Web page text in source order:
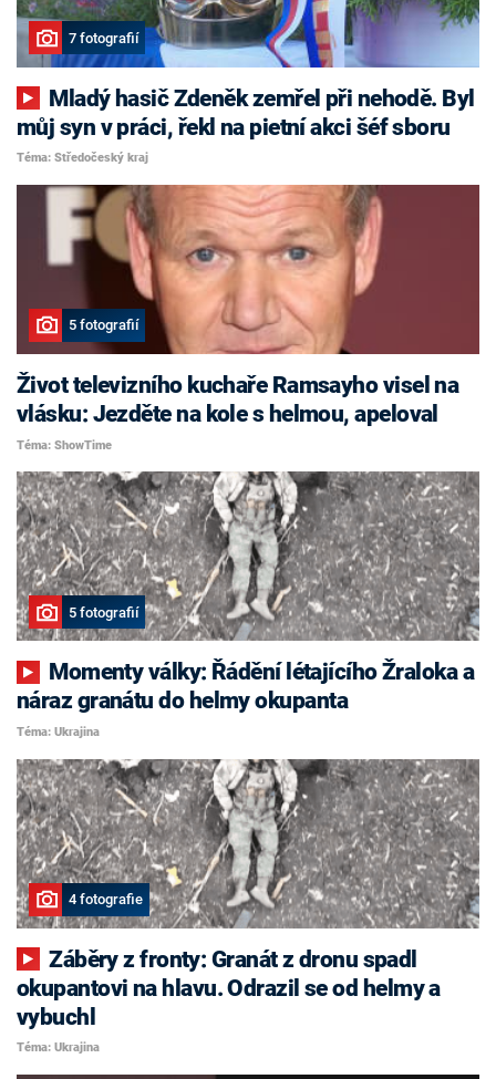
7 fotografií
můj syn v práci, řekl na pietní akci šéf sboru
Téma: Středočeský kraj
5 fotografií
Život televizního kuchaře Ramsayho visel na
vlásku: Jezděte na kole s helmou, apeloval
Téma: ShowTime
5 fotografií
náraz granátu do helmy okupanta
Téma: Ukrajina
4 fotografie
Záběry z fronty: Granát z dronu spadl
okupantovi na hlavu. Odrazil se od helmy a
vybuchl
Téma: Ukrajina